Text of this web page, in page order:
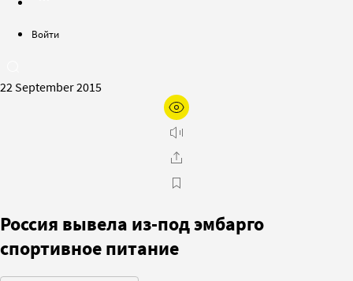
Войти
22 September 2015
Россия вывела из-под эмбарго
спортивное питание